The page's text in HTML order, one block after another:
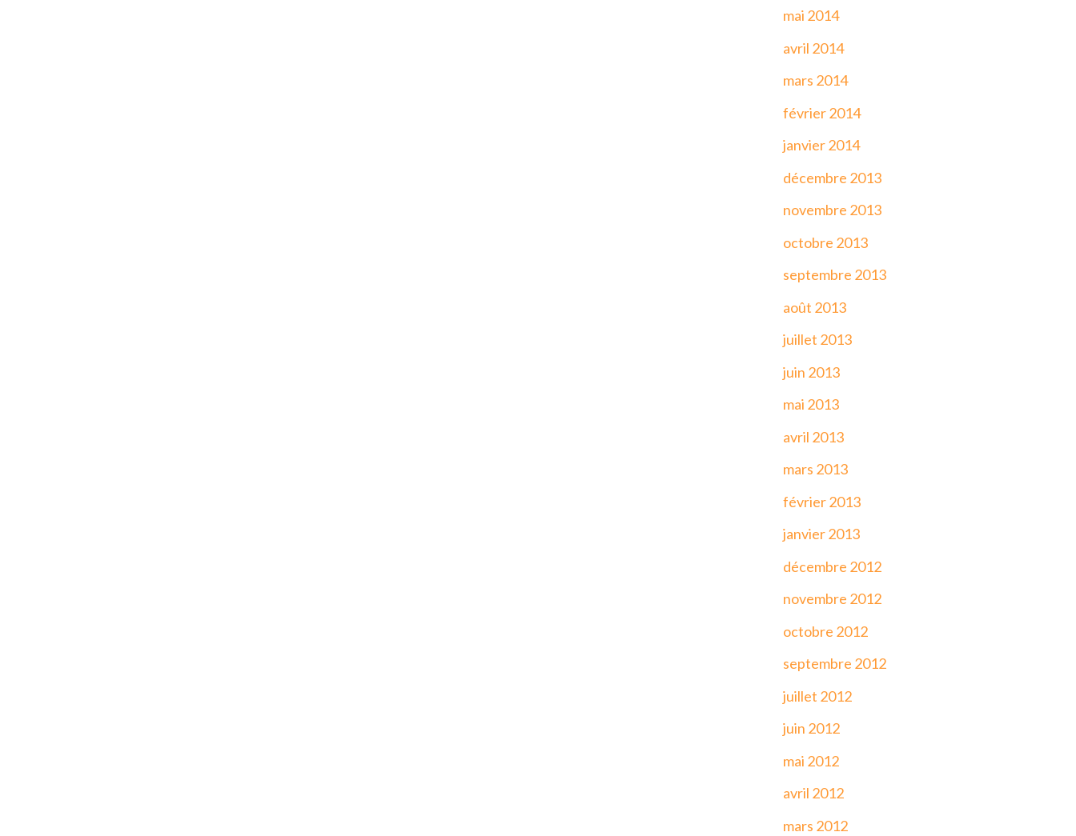
mai 2014
avril 2014
mars 2014
février 2014
janvier 2014
décembre 2013
novembre 2013
octobre 2013
septembre 2013
août 2013
juillet 2013
juin 2013
mai 2013
avril 2013
mars 2013
février 2013
janvier 2013
décembre 2012
novembre 2012
octobre 2012
septembre 2012
juillet 2012
juin 2012
mai 2012
avril 2012
mars 2012